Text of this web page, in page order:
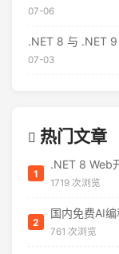
07-06
.NET 8 与 .NET
07-03
热门文章
1
1719 次浏览
2
761 次浏览